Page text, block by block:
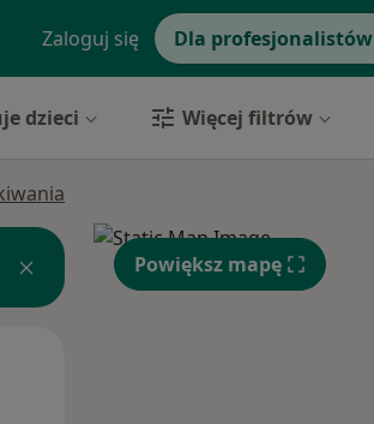
Zaloguj się Dla profesjonalistów
dzieci Więcej filtrów
Powiększ mapę